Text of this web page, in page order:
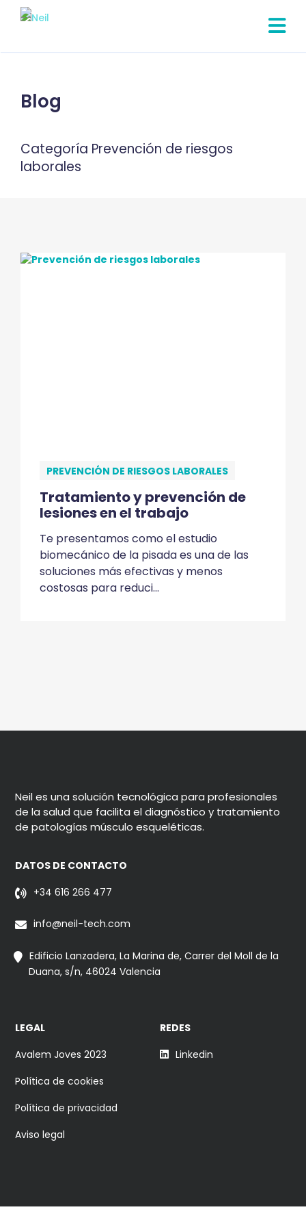
Blog
Categoría Prevención de riesgos
laborales
PREVENCIÓN DE RIESGOS LABORALES
Tratamiento y prevención de
lesiones en el trabajo
Te presentamos como el estudio
biomecánico de la pisada es una de las
soluciones más efectivas y menos
costosas para reduci...
Neil es una solución tecnológica para profesionales
de la salud que facilita el diagnóstico y tratamiento
de patologías músculo esqueléticas.
DATOS DE CONTACTO
+34 616 266 477
info@neil-tech.com
Edificio Lanzadera, La Marina de, Carrer del Moll de la
Duana, s/n, 46024 Valencia
LEGAL
Avalem Joves 2023
Política de cookies
Política de privacidad
Aviso legal
REDES
Linkedin